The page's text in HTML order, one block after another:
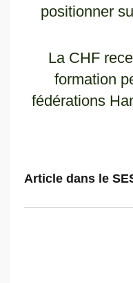
positionner
La CHF
formation
fédérations
Article dans le